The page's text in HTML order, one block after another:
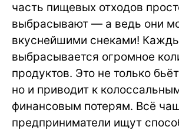
часть пищевых отходов
выбрасывают — а ведь они
вкуснейшими снеками!
выбрасывается огромное
продуктов. Это не только
но и приводит к
финансовым потерям. Всё
предприниматели ищут